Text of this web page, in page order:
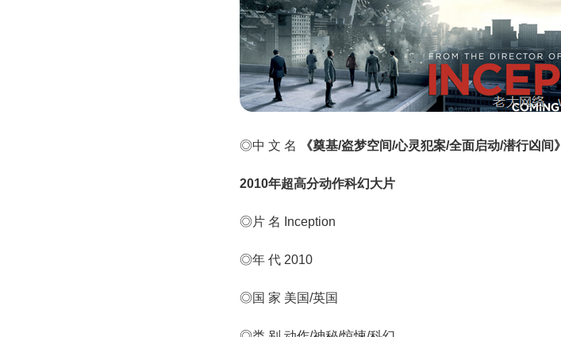
◎中 文 名 《奠基/盗梦空间/心灵犯案/全面启动/潜行凶间》
2010年超高分动作科幻大片
◎片 名 Inception
◎年 代 2010
◎国 家 美国/英国